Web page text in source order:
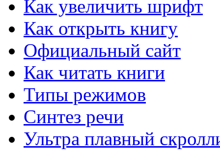
Сведения об установленном процессоре.
EVEREST Ultimate Edition...
Диагностики и анализа компьютера.
CrystalDiskInfo для Windows
EVEREST Home Edition для...
Предназначена для диагностики.
Как увеличить шрифт
Как открыть книгу
Официальный сайт
Как читать книги
Типы режимов
Синтез речи
Ультра плавный